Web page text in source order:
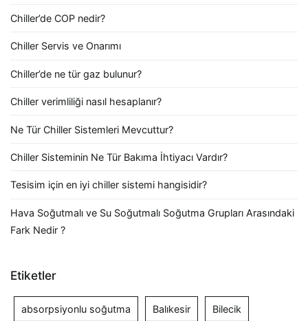
Chiller’de COP nedir?
Chiller Servis ve Onarımı
Chiller’de ne tür gaz bulunur?
Chiller verimliliği nasıl hesaplanır?
Ne Tür Chiller Sistemleri Mevcuttur?
Chiller Sisteminin Ne Tür Bakıma İhtiyacı Vardır?
Tesisim için en iyi chiller sistemi hangisidir?
Hava Soğutmalı ve Su Soğutmalı Soğutma Grupları Arasındaki
Fark Nedir ?
Etiketler
absorpsiyonlu soğutma Balıkesir Bilecik